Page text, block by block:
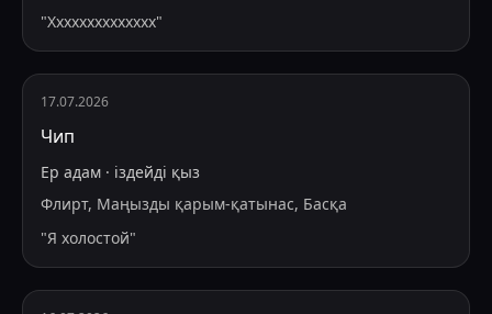
"Хххххххххххххх"
17.07.2026
Чип
Ер адам · іздейді қыз
Флирт, Маңызды қарым-қатынас, Басқа
"Я холостой"